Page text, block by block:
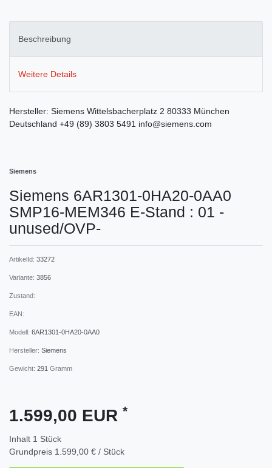
Beschreibung
Weitere Details
Hersteller: Siemens Wittelsbacherplatz 2 80333 München
Deutschland +49 (89) 3803 5491 info@siemens.com
Siemens
Siemens 6AR1301-0HA20-0AA0
SMP16-MEM346 E-Stand : 01 -
unused/OVP-
ArtikelId: 33272
Variante: 3856
Zustand:
EAN:
Modell: 6AR1301-0HA20-0AA0
Hersteller: Siemens
Gewicht: 291 Gramm
1.599,00 EUR *
Inhalt 1 Stück
Grundpreis 1.599,00 € / Stück